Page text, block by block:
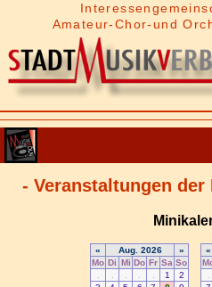
Amateur-Chor-und
- Veranstaltungen